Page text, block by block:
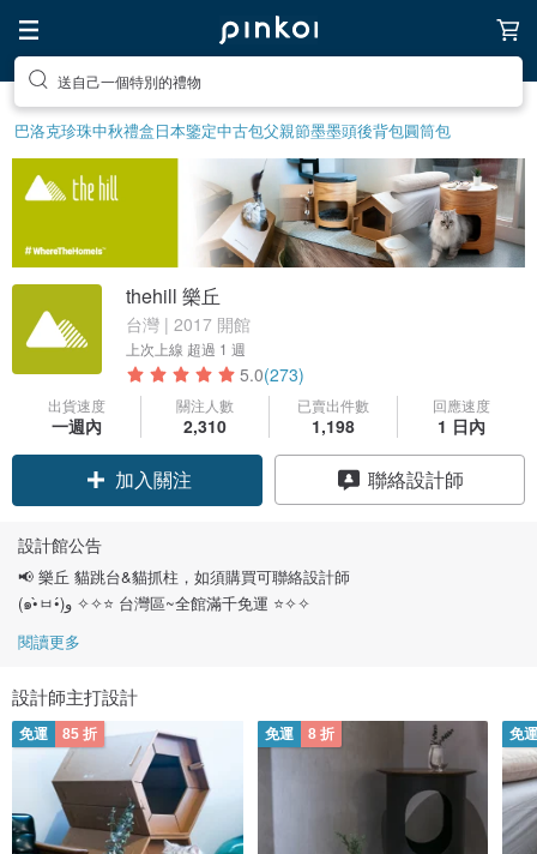
送自己一個特別的禮物
巴洛克珍珠中秋禮盒日本鑒定中古包父親節墨墨頭後背包圓筒包
thehill 樂丘
台灣 | 2017 開館
上次上線 超過 1 週
5.0(273)
出貨速度
一週內
關注人數
2,310
已賣出件數
1,198
回應速度
1 日內
加入關注 聯絡設計師
設計館公告
📢 樂丘 貓跳台&貓抓柱，如須購買可聯絡設計師
(๑•̀ㅂ•́)و ✧✧⭐ 台灣區~全館滿千免運 ⭐✧✧
閱讀更多
設計師主打設計
免運 85 折 免運 8 折 免